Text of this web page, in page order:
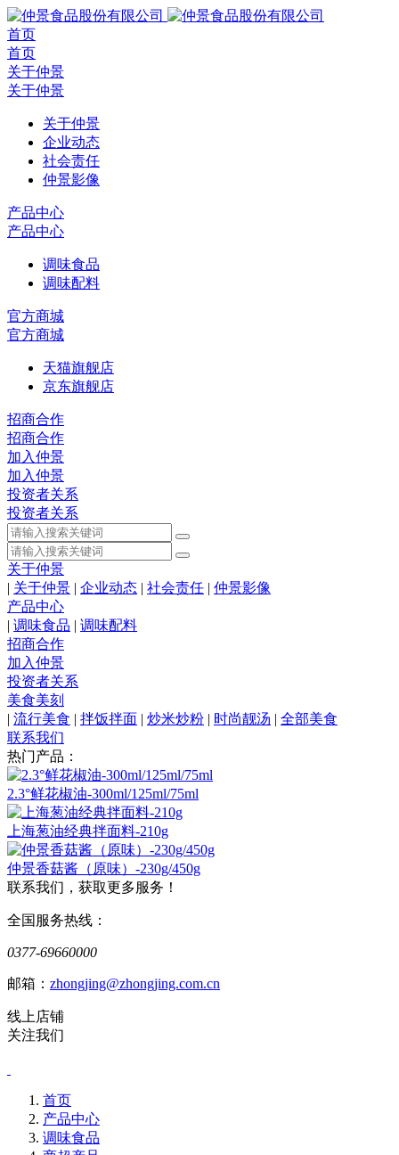
首页
首页
关于仲景
关于仲景
关于仲景
企业动态
社会责任
仲景影像
产品中心
产品中心
调味食品
调味配料
官方商城
官方商城
天猫旗舰店
京东旗舰店
招商合作
招商合作
加入仲景
加入仲景
投资者关系
投资者关系
关于仲景
| 关于仲景 | 企业动态 | 社会责任 | 仲景影像
产品中心
| 调味食品 | 调味配料
招商合作
加入仲景
投资者关系
美食美刻
| 流行美食 | 拌饭拌面 | 炒米炒粉 | 时尚靓汤 | 全部美食
联系我们
热门产品：
2.3°鲜花椒油-300ml/125ml/75ml
上海葱油经典拌面料-210g
仲景香菇酱（原味）-230g/450g
联系我们，获取更多服务！
全国服务热线：
0377-69660000
邮箱： zhongjing@zhongjing.com.cn
线上店铺
关注我们
首页
产品中心
调味食品